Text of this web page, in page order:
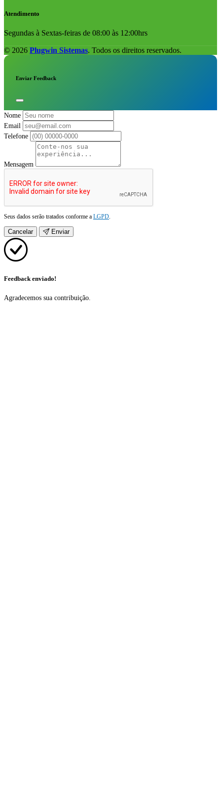
Atendimento
Segundas à Sextas-feiras de 08:00 às 12:00hrs
© 2026 Plugwin Sistemas. Todos os direitos reservados.
Enviar Feedback
Nome
Email
Telefone
Mensagem
Seus dados serão tratados conforme a LGPD.
Cancelar Enviar
Feedback enviado!
Agradecemos sua contribuição.